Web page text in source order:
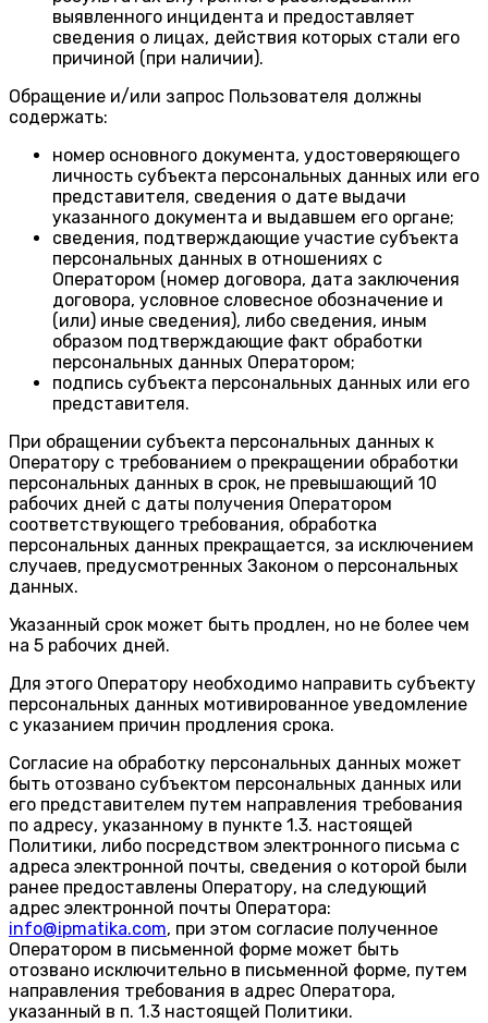
выявленного инцидента и предоставляет
сведения о лицах, действия которых стали его
причиной (при наличии).
Обращение и/или запрос Пользователя должны
содержать:
номер основного документа, удостоверяющего
личность субъекта персональных данных или его
представителя, сведения о дате выдачи
указанного документа и выдавшем его органе;
сведения, подтверждающие участие субъекта
персональных данных в отношениях с
Оператором (номер договора, дата заключения
договора, условное словесное обозначение и
(или) иные сведения), либо сведения, иным
образом подтверждающие факт обработки
персональных данных Оператором;
подпись субъекта персональных данных или его
представителя.
При обращении субъекта персональных данных к
Оператору с требованием о прекращении обработки
персональных данных в срок, не превышающий 10
рабочих дней с даты получения Оператором
соответствующего требования, обработка
персональных данных прекращается, за исключением
случаев, предусмотренных Законом о персональных
данных.
Указанный срок может быть продлен, но не более чем
на 5 рабочих дней.
Для этого Оператору необходимо направить субъекту
персональных данных мотивированное уведомление
с указанием причин продления срока.
Согласие на обработку персональных данных может
быть отозвано субъектом персональных данных или
его представителем путем направления требования
по адресу, указанному в пункте 1.3. настоящей
Политики, либо посредством электронного письма с
адреса электронной почты, сведения о которой были
ранее предоставлены Оператору, на следующий
адрес электронной почты Оператора:
info@ipmatika.com, при этом согласие полученное
Оператором в письменной форме может быть
отозвано исключительно в письменной форме, путем
направления требования в адрес Оператора,
указанный в п. 1.3 настоящей Политики.